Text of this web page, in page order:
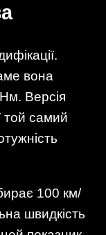
вона
Версія
самий
100 км/
швидкість